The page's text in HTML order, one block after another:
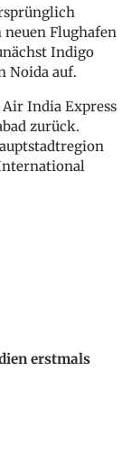
Flughafen
Indigo
Noida auf.
India Express
zurück.
erstmals